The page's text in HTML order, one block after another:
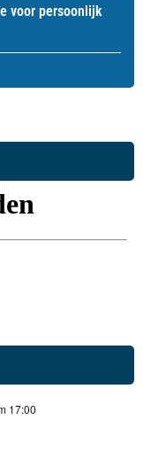
voor persoonlijk
17:00